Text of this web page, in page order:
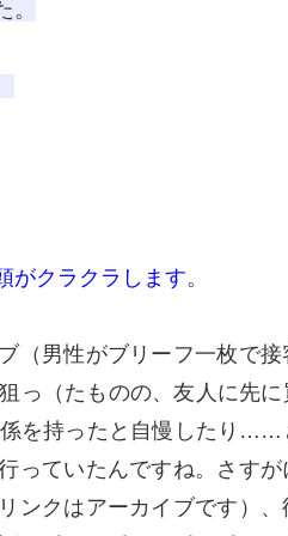
がクラクラします。
男性がブリーフ一枚で接
（たものの、友人に先に
を持ったと自慢したり……
っていたんですね。さす
ンクはアーカイブです）